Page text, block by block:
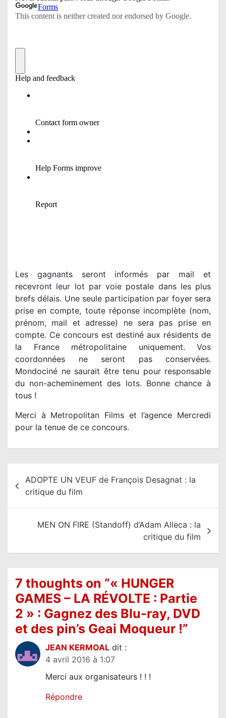
Les gagnants seront informés par mail et
recevront leur lot par voie postale dans les plus
brefs délais. Une seule participation par foyer sera
prise en compte, toute réponse incomplète (nom,
prénom, mail et adresse) ne sera pas prise en
compte. Ce concours est destiné aux résidents de
la France métropolitaine uniquement. Vos
coordonnées ne seront pas conservées.
Mondociné ne saurait être tenu pour responsable
du non-acheminement des lots. Bonne chance à
tous !
Merci à Metropolitan Films et l’agence Mercredi
pour la tenue de ce concours.
ADOPTE UN VEUF de François Desagnat : la
critique du film
MEN ON FIRE (Standoff) d’Adam Alleca : la
critique du film
7 thoughts on “« HUNGER
GAMES – LA RÉVOLTE : Partie
2 » : Gagnez des Blu-ray, DVD
et des pin’s Geai Moqueur !”
JEAN KERMOAL dit :
4 avril 2016 à 1:07
Merci aux organisateurs ! ! !
Répondre